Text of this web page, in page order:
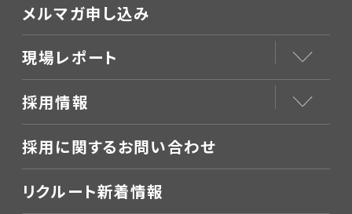
メルマガ申し込み
現場レポート
採用情報
採用に関するお問い合わせ
リクルート新着情報